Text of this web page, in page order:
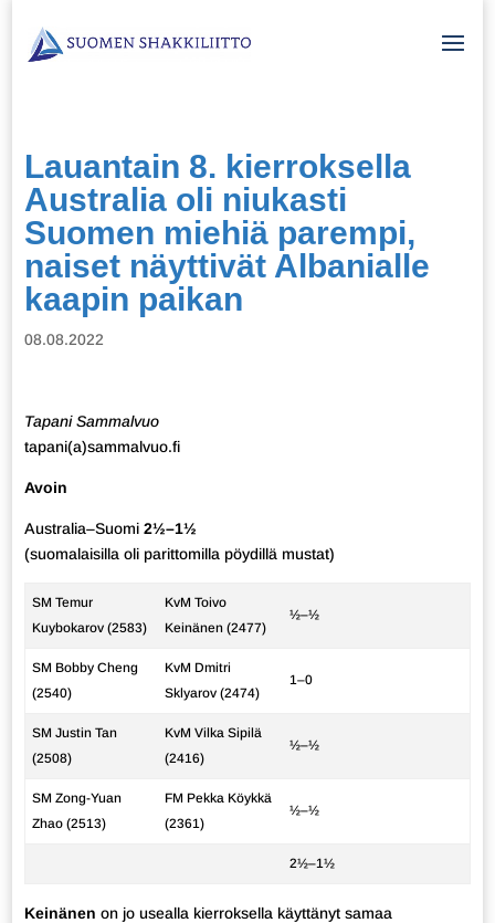
Lauantain 8. kierroksella
Australia oli niukasti
Suomen miehiä parempi,
naiset näyttivät Albanialle
kaapin paikan
08.08.2022
Tapani Sammalvuo
tapani(a)sammalvuo.fi
Avoin
Australia–Suomi 2½–1½
(suomalaisilla oli parittomilla pöydillä mustat)
SM Temur
Kuybokarov (2583)
KvM Toivo
Keinänen (2477)
½–½
SM Bobby Cheng
(2540)
KvM Dmitri
Sklyarov (2474)
1–0
SM Justin Tan
(2508)
KvM Vilka Sipilä
(2416)
½–½
SM Zong-Yuan
Zhao (2513)
FM Pekka Köykkä
(2361)
½–½
2½–1½
Keinänen on jo usealla kierroksella käyttänyt samaa